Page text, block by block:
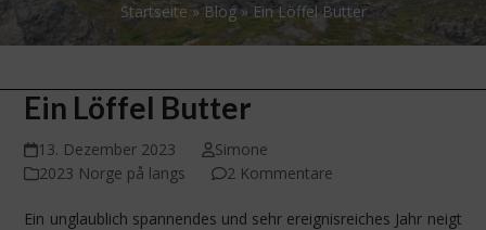
Startseite » Blog»Ein Löffel Butter
Ein Löffel Butter
13. Dezember 2023
Simone
2023 Norge på langs
2 Kommentare
Ein unglaublich spannendes und sehr ereignisreiches Jahr neigt